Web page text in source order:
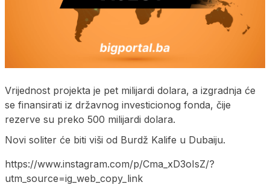
Vrijednost projekta je pet milijardi dolara, a izgradnja će
se finansirati iz državnog investicionog fonda, čije
rezerve su preko 500 milijardi dolara.
Novi soliter će biti viši od Burdž Kalife u Dubaiju.
https://www.instagram.com/p/Cma_xD3oIsZ/?
utm_source=ig_web_copy_link